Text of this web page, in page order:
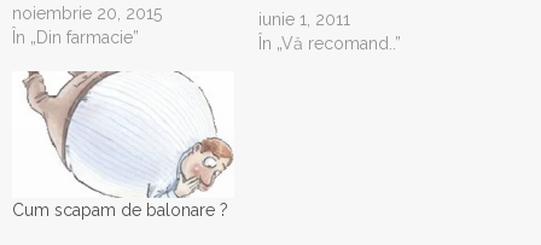
sunt binevenite, acum ca se
apropie cu pasi repezi
romanul pofticios se
infrupta din bunatatile
traditionale si astfel, mai face
abuzuri alimentare si apare
nedorita indigestie, cu…
noiembrie 20, 2015
În „Din farmacie”
iunie 1, 2011
În „Vă recomand..”
Cum scapam de balonare ?